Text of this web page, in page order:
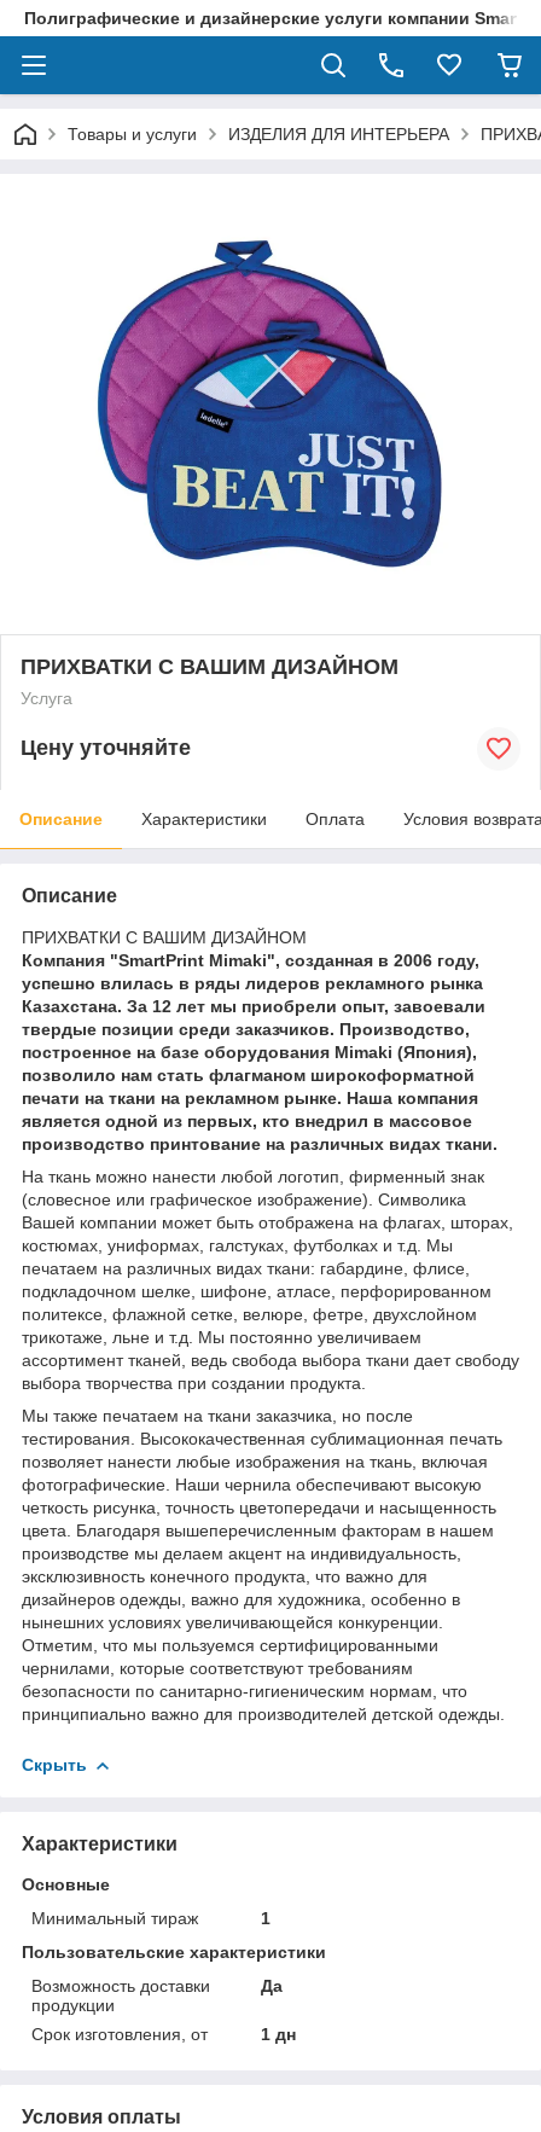
Полиграфические и дизайнерские услуги компании
Товары и услуги ИЗДЕЛИЯ ДЛЯ ИНТЕРЬЕРА
ПРИХВАТКИ С ВАШИМ ДИЗАЙНОМ
Услуга
Цену уточняйте
Описание Характеристики Оплата Условия
Описание
ПРИХВАТКИ С ВАШИМ ДИЗАЙНОМ
Компания "SmartPrint Mimaki", созданная в 2006 году,
успешно влилась в ряды лидеров рекламного рынка
Казахстана. За 12 лет мы приобрели опыт, завоевали
твердые позиции среди заказчиков. Производство,
построенное на базе оборудования Mimaki (Япония),
позволило нам стать флагманом широкоформатной
печати на ткани на рекламном рынке. Наша компания
является одной из первых, кто внедрил в массовое
производство принтование на различных видах ткани.
На ткань можно нанести любой логотип, фирменный знак
(словесное или графическое изображение). Символика
Вашей компании может быть отображена на флагах, шторах,
костюмах, униформах, галстуках, футболках и т.д. Мы
печатаем на различных видах ткани: габардине, флисе,
подкладочном шелке, шифоне, атласе, перфорированном
политексе, флажной сетке, велюре, фетре, двухслойном
трикотаже, льне и т.д. Мы постоянно увеличиваем
ассортимент тканей, ведь свобода выбора ткани дает свободу
выбора творчества при создании продукта.
Мы также печатаем на ткани заказчика, но после
тестирования. Высококачественная сублимационная печать
позволяет нанести любые изображения на ткань, включая
фотографические. Наши чернила обеспечивают высокую
четкость рисунка, точность цветопередачи и насыщенность
цвета. Благодаря вышеперечисленным факторам в нашем
производстве мы делаем акцент на индивидуальность,
эксклюзивность конечного продукта, что важно для
дизайнеров одежды, важно для художника, особенно в
нынешних условиях увеличивающейся конкуренции.
Отметим, что мы пользуемся сертифицированными
чернилами, которые соответствуют требованиям
безопасности по санитарно-гигиеническим нормам, что
принципиально важно для производителей детской одежды.
Скрыть
Характеристики
Основные
Минимальный тираж
1
Пользовательские характеристики
Возможность доставки
продукции
Да
Срок изготовления, от 1 дн
Условия оплаты